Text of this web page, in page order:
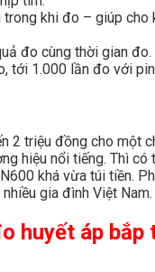
khi đo – giúp cho
đo cùng thời gian đo.
tới 1.000 lần đo với
2 triệu đồng cho một
hiệu nổi tiếng. Thì có
khá vừa túi tiền.
gia đình Việt Nam.
huyết áp bắp